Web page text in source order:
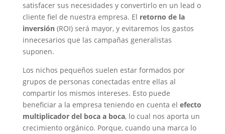
satisfacer sus necesidades y convertirlo en un lead o
cliente fiel de nuestra empresa. El retorno de la
inversión(ROI) será mayor, y evitaremos los gastos
innecesarios que las campañas generalistas
suponen.
Los nichos pequeños suelen estar formados por
grupos de personas conectadas entre ellas al
compartir los mismos intereses. Esto puede
beneficiar a la empresa teniendo en cuenta el efecto
multiplicador del boca a boca, lo cual nos aporta un
crecimiento orgánico. Porque, cuando una marca lo